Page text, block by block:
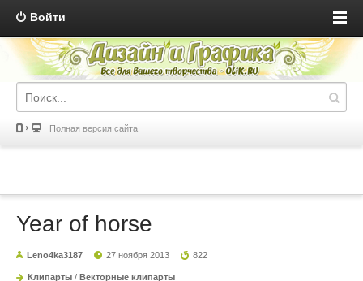
Войти
Полная версия сайта
Year of horse
Leno4ka3187 27 ноября 2013 822
Клипарты / Векторные клипарты